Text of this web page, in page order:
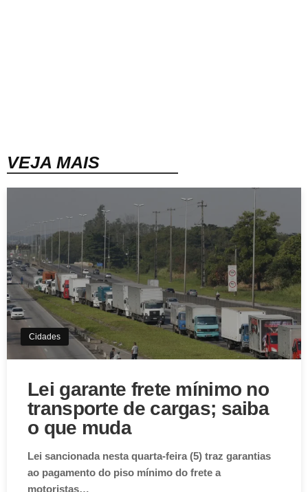
VEJA MAIS
Cidades
Lei garante frete mínimo no
transporte de cargas; saiba
o que muda
Lei sancionada nesta quarta-feira (5) traz garantias
ao pagamento do piso mínimo do frete a
motoristas…